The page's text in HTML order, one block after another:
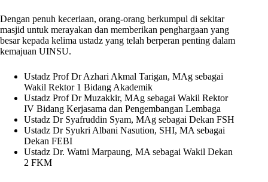
Dengan penuh keceriaan, orang-orang berkumpul di sekitar
masjid untuk merayakan dan memberikan penghargaan yang
besar kepada kelima ustadz yang telah berperan penting dalam
kemajuan UINSU.
Ustadz Prof Dr Azhari Akmal Tarigan, MAg sebagai
Wakil Rektor 1 Bidang Akademik
Ustadz Prof Dr Muzakkir, MAg sebagai Wakil Rektor
IV Bidang Kerjasama dan Pengembangan Lembaga
Ustadz Dr Syafruddin Syam, MAg sebagai Dekan FSH
Ustadz Dr Syukri Albani Nasution, SHI, MA sebagai
Dekan FEBI
Ustadz Dr. Watni Marpaung, MA sebagai Wakil Dekan
2 FKM